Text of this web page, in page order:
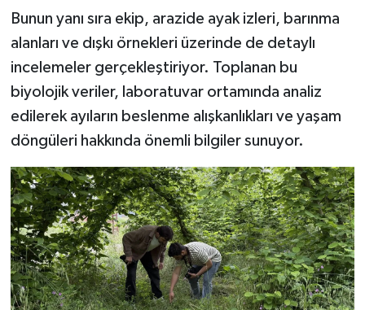
Bunun yanı sıra ekip, arazide ayak izleri, barınma
alanları ve dışkı örnekleri üzerinde de detaylı
incelemeler gerçekleştiriyor. Toplanan bu
biyolojik veriler, laboratuvar ortamında analiz
edilerek ayıların beslenme alışkanlıkları ve yaşam
döngüleri hakkında önemli bilgiler sunuyor.